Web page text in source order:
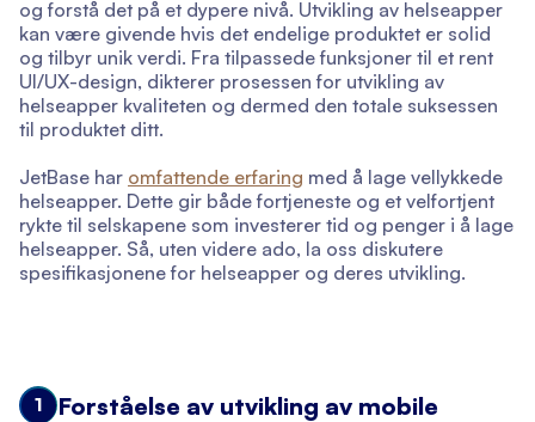
og forstå det på et dypere nivå. Utvikling av helseapper
kan være givende hvis det endelige produktet er solid
og tilbyr unik verdi. Fra tilpassede funksjoner til et rent
UI/UX-design, dikterer prosessen for utvikling av
helseapper kvaliteten og dermed den totale suksessen
til produktet ditt.
JetBase har omfattende erfaring med å lage vellykkede
helseapper. Dette gir både fortjeneste og et velfortjent
rykte til selskapene som investerer tid og penger i å lage
helseapper. Så, uten videre ado, la oss diskutere
spesifikasjonene for helseapper og deres utvikling.
1
Forståelse av utvikling av mobile